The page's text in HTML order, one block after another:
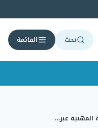
بحث القائمة
المهنية عبر…